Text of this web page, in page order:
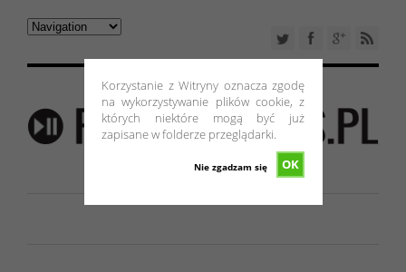
Korzystanie z Witryny oznacza zgodę
na wykorzystywanie plików cookie, z
których niektóre mogą być już
zapisane w folderze przeglądarki.
OK
Nie zgadzam się